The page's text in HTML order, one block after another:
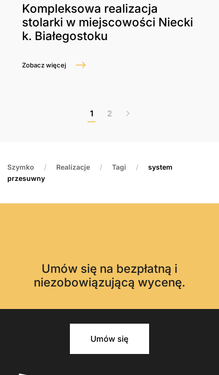
Kompleksowa realizacja
stolarki w miejscowości Niecki
k. Białegostoku
Zobacz więcej
1 2
Szymko Realizacje Tagi
system
przesuwny
Umów się na bezpłatną i
niezobowiązującą wycenę.
Umów się